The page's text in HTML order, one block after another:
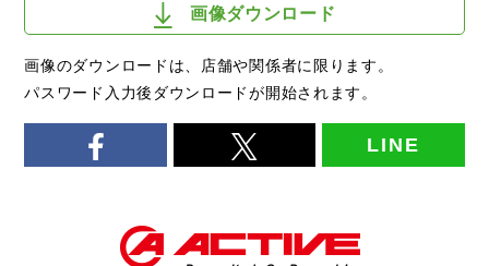
画像ダウンロード
画像のダウンロードは、店舗や関係者に限ります。
パスワード入力後ダウンロードが開始されます。
LINE